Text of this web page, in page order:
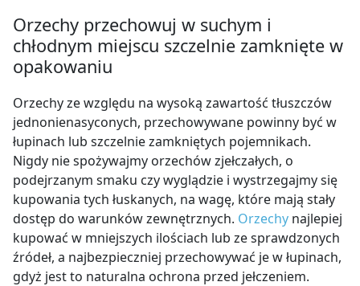
Orzechy przechowuj w suchym i
chłodnym miejscu szczelnie zamknięte w
opakowaniu
Orzechy ze względu na wysoką zawartość tłuszczów
jednonienasyconych, przechowywane powinny być w
łupinach lub szczelnie zamkniętych pojemnikach.
Nigdy nie spożywajmy orzechów zjełczałych, o
podejrzanym smaku czy wyglądzie i wystrzegajmy się
kupowania tych łuskanych, na wagę, które mają stały
dostęp do warunków zewnętrznych. Orzechy najlepiej
kupować w mniejszych ilościach lub ze sprawdzonych
źródeł, a najbezpieczniej przechowywać je w łupinach,
gdyż jest to naturalna ochrona przed jełczeniem.